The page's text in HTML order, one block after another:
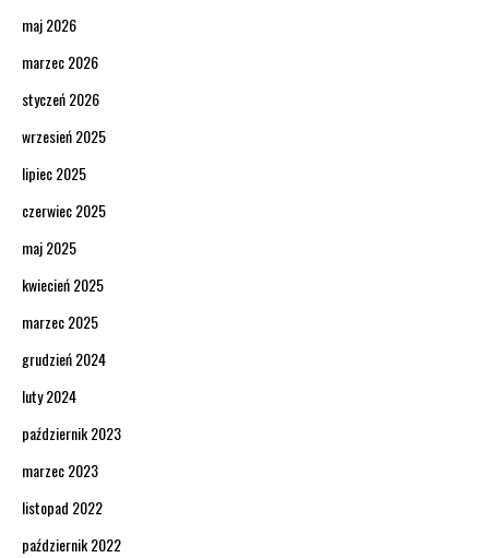
maj 2026
marzec 2026
styczeń 2026
wrzesień 2025
lipiec 2025
czerwiec 2025
maj 2025
kwiecień 2025
marzec 2025
grudzień 2024
luty 2024
październik 2023
marzec 2023
listopad 2022
październik 2022